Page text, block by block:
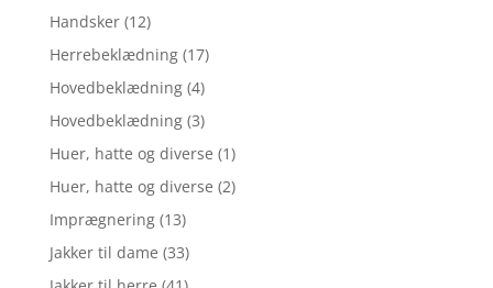
Handsker (12)
Herrebeklædning (17)
Hovedbeklædning (4)
Hovedbeklædning (3)
Huer, hatte og diverse (1)
Huer, hatte og diverse (2)
Imprægnering (13)
Jakker til dame (33)